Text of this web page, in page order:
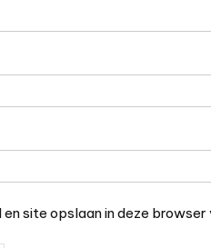
en site opslaan in deze